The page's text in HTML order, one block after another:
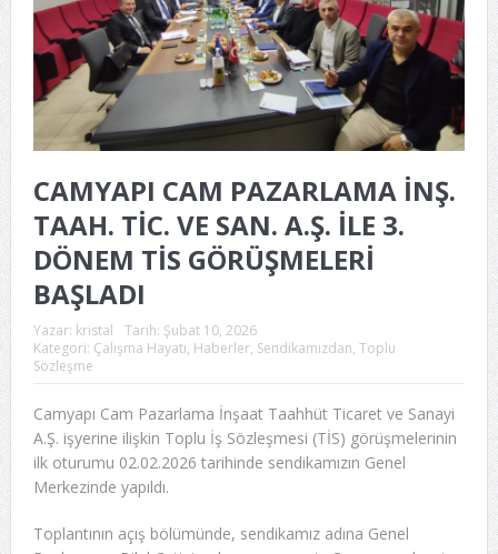
CAMYAPI CAM PAZARLAMA İNŞ.
TAAH. TİC. VE SAN. A.Ş. İLE 3.
DÖNEM TİS GÖRÜŞMELERİ
BAŞLADI
Yazar: kristal Tarih: Şubat 10, 2026
Kategori: Çalışma Hayatı, Haberler, Sendikamızdan, Toplu
Sözleşme
Camyapı Cam Pazarlama İnşaat Taahhüt Ticaret ve Sanayi
A.Ş. işyerine ilişkin Toplu İş Sözleşmesi (TİS) görüşmelerinin
ilk oturumu 02.02.2026 tarihinde sendikamızın Genel
Merkezinde yapıldı.
Toplantının açış bölümünde, sendikamız adına Genel